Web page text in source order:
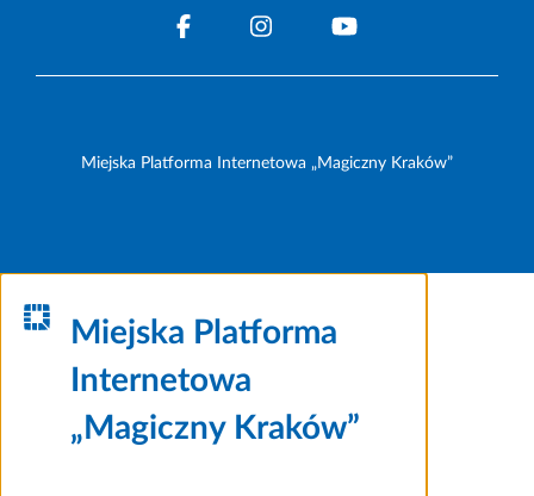
Miejska Platforma Internetowa „Magiczny Kraków”
Miejska Platforma
Internetowa
„Magiczny Kraków”